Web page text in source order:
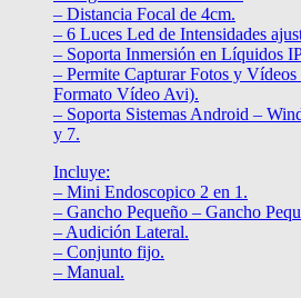
– Distancia Focal de 4cm.
– 6 Luces Led de Intensidades
– Soporta Inmersión en Líquidos
– Permite Capturar Fotos y
Formato Vídeo Avi).
– Soporta Sistemas Android –
y 7.
Incluye:
– Mini Endoscopico 2 en 1.
– Gancho Pequeño – Gancho
– Audición Lateral.
– Conjunto fijo.
– Manual.